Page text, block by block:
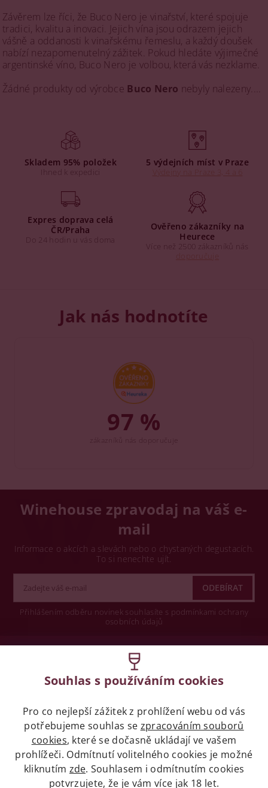
Závěrem lze říci, že Buco Nero je vinařství, které spojuje
tradici, kvalitu a inovaci. Jejich vína jsou odrazem jejich
vášně a oddanosti k vinařskému řemeslu, a každý doušek
nabízí nezapomenutelný zážitek. Pokud hledáte výjimečné
argentinské víno, Buco Nero je volbou, která vás nezklame.
Žádné produkty od výrobce Buco Nero nebyly nalezeny....
Skladem 95% položek
Ihned k expedici
5 výdejních míst v Praze
Expres doprava celá
ČR/Praha
Do 24 hodin u vás doma
Ověřeno zákazníky na
Heurece
Více než 2500 zákazníků nás
Jak nás hodnotíte
97 %
Winehouse zpravodaj na váš e-
mail
Informace o akcích a slevách nebo o chystaných degustacích.
To si nenechte ujít.
Přihlášením odběru novinek souhlasíte s podmínkami ochrany
osobních údajů
Legislativa
Zákaz prodeje alkoholických nápojů osobám
mladších 18 let.
Naše služby
Souhlas s používáním cookies
Pro co nejlepší zážitek z prohlížení webu od vás
potřebujeme souhlas se zpracováním souborů
cookies, které se dočasně ukládají ve vašem
prohlížeči. Odmítnutí volitelného cookies je možné
kliknutím zde. Souhlasem i odmítnutím cookies
potvrzujete, že je vám více jak 18 let.